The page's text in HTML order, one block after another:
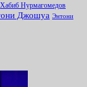
Хабиб Нурмагомедов
Джошуа Энтони